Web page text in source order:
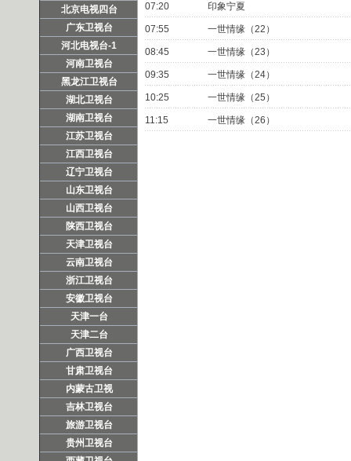
北京电视四台
广东卫视台
河北电视台-1
河南卫视台
黑龙江卫视台
湖北卫视台
湖南卫视台
江苏卫视台
江西卫视台
辽宁卫视台
山东卫视台
山西卫视台
陕西卫视台
天津卫视台
云南卫视台
浙江卫视台
安徽卫视台
天津一台
天津二台
广西卫视台
甘肃卫视台
内蒙古卫视
吉林卫视台
旅游卫视台
贵州卫视台
07:20 印象宁夏
07:55 一世情缘（22）
08:45 一世情缘（23）
09:35 一世情缘（24）
10:25 一世情缘（25）
11:15 一世情缘（26）